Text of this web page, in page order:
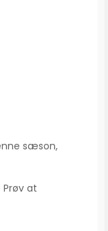
sæson,
at